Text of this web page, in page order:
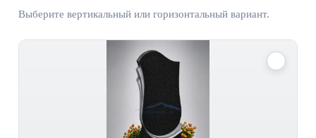
Выберите вертикальный или горизонтальный вариант.